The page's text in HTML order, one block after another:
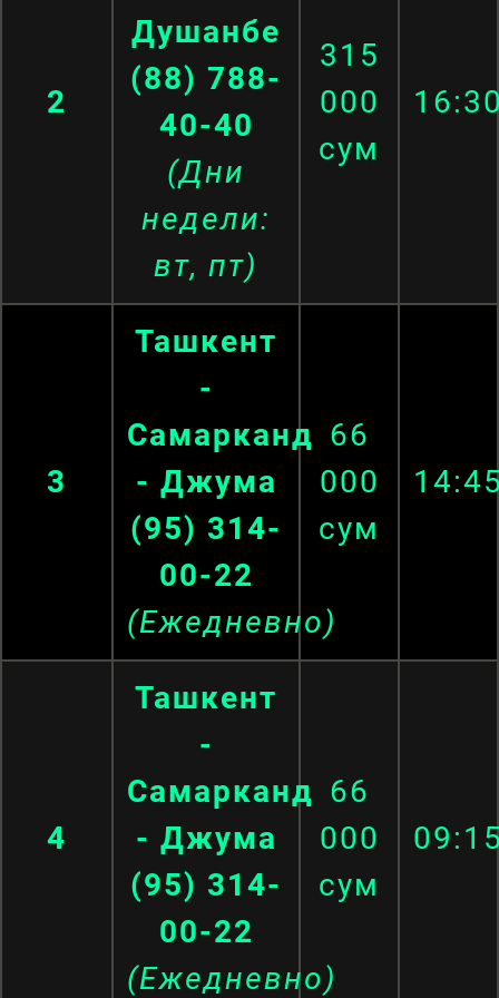
2
Душанбе
(88) 788-
40-40
(Дни
недели:
вт, пт)
315
000
сум
3
Ташкент
-
Самарканд
- Джума
(95) 314-
00-22
(Ежедневно)
66
000
сум
4
Ташкент
-
Самарканд
- Джума
(95) 314-
00-22
(Ежедневно)
66
000
сум